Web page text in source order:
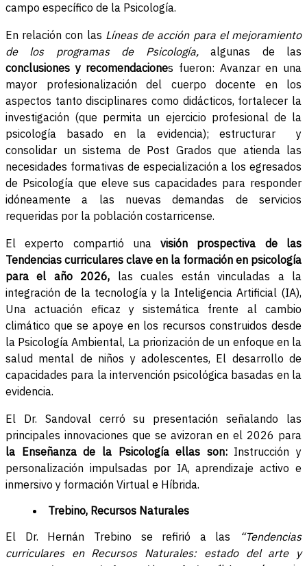
campo específico de la Psicología.
En relación con las Líneas de acción para el mejoramiento
de los programas de Psicología,algunas de las
conclusiones y recomendaciones fueron: Avanzar en una
mayor profesionalización del cuerpo docente en los
aspectos tanto disciplinares como didácticos, fortalecer la
investigación (que permita un ejercicio profesional de la
psicología basado en la evidencia); estructurar y
consolidar un sistema de Post Grados que atienda las
necesidades formativas de especialización a los egresados
de Psicología que eleve sus capacidades para responder
idóneamente a las nuevas demandas de servicios
requeridas por la población costarricense.
El experto compartió unavisión prospectiva de las
Tendencias curriculares clave en la formación en psicología
para el año 2026, las cuales están vinculadas a la
integración de la tecnología y la Inteligencia Artificial (IA),
Una actuación eficaz y sistemática frente al cambio
climático que se apoye en los recursos construidos desde
la Psicología Ambiental, La priorización de un enfoque en la
salud mental de niños y adolescentes, El desarrollo de
capacidades para la intervención psicológica basadas en la
evidencia.
El Dr. Sandoval cerró su presentación señalando las
principales innovaciones que se avizoran en el 2026 para
la Enseñanza de la Psicología ellas son:Instrucción y
personalización impulsadas por IA, aprendizaje activo e
inmersivo y formación Virtual e Híbrida.
Trebino, Recursos Naturales
El Dr. Hernán Trebino se refirió a las
“Tendencias
curriculares en Recursos Naturales: estado del arte y